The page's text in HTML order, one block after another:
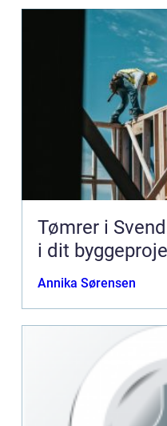
Tømrer i
i dit
Annika Sørensen